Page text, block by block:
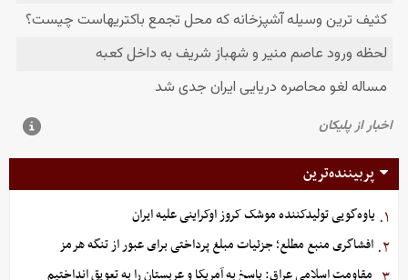
پربیننده‌ترین
۱. یاوه‌گویی تولیدکننده موشک کروز اوکراینی علیه ایران
۲. افشاگری منبع مطلع؛ جزئیات مبلغ پرداختی برای عبور از تنگه هرمز
مقاومت اسلامی عراق: پاسخ به آمریکا و عربستان را به تعویق انداختیم